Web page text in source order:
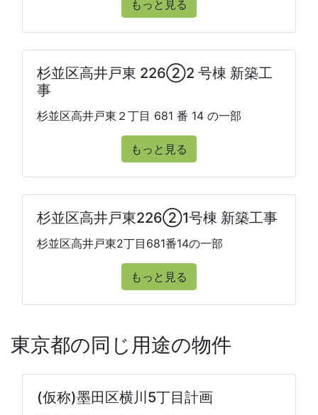
もっと見る
杉並区高井戸東 226②2 号棟 新築工
事
杉並区高井戸東２丁目 681 番 14 の一部
もっと見る
杉並区高井戸東226②1号棟 新築工事
杉並区高井戸東2丁目681番14の一部
もっと見る
東京都の同じ用途の物件
(仮称)墨田区横川5丁目計画